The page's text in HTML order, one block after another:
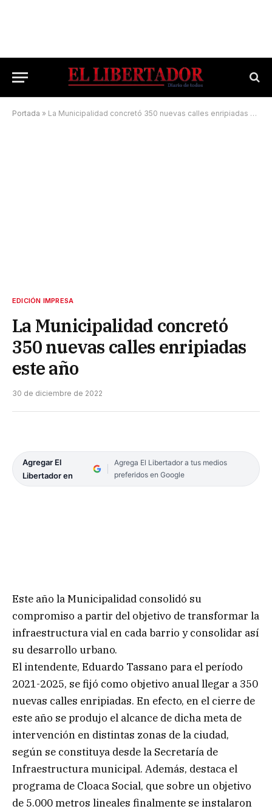
Portada » La Municipalidad concretó 350 nuevas calles enripiadas este año
EDICIÓN IMPRESA
La Municipalidad concretó
350 nuevas calles enripiadas
este año
30 de diciembre de 2022
Agregar El
Libertador en
Agrega El Libertador a tus medios
preferidos en Google
Este año la Municipalidad consolidó su
compromiso a partir del objetivo de transformar la
infraestructura vial en cada barrio y consolidar así
su desarrollo urbano.
El intendente, Eduardo Tassano para el período
2021-2025, se fijó como objetivo anual llegar a 350
nuevas calles enripiadas. En efecto, en el cierre de
este año se produjo el alcance de dicha meta de
intervención en distintas zonas de la ciudad,
según se constituya desde la Secretaría de
Infraestructura municipal. Además, destaca el
programa de Cloaca Social, que sobre un objetivo
de 5.000 metros lineales finalmente se instalaron